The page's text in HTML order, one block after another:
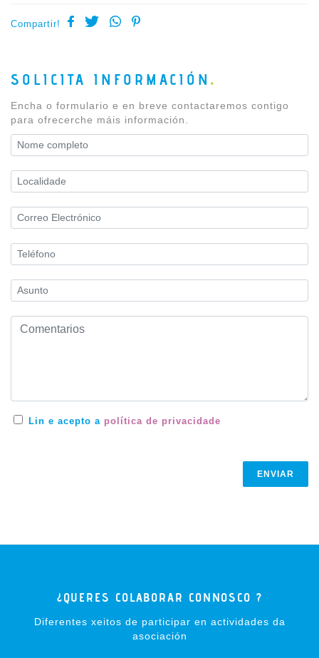
Compartir!
SOLICITA INFORMACIÓN
Encha o formulario e en breve contactaremos contigo
para ofrecerche máis información.
Nome completo
Localidade
Correo Electrónico
Teléfono
Asunto
Comentarios
Lin e acepto a política de privacidade
ENVIAR
¿QUERES COLABORAR CONNOSCO ?
Diferentes xeitos de participar en actividades da
asociación